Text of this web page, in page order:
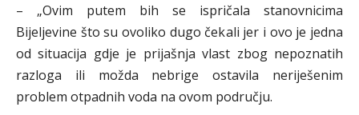
– „Ovim putem bih se ispričala stanovnicima
Bijeljevine što su ovoliko dugo čekali jer i ovo je jedna
od situacija gdje je prijašnja vlast zbog nepoznatih
razloga ili možda nebrige ostavila neriješenim
problem otpadnih voda na ovom području.